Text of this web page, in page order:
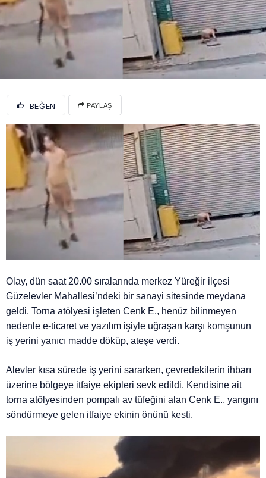
BEĞEN PAYLAŞ
Olay, dün saat 20.00 sıralarında merkez Yüreğir ilçesi
Güzelevler Mahallesi’ndeki bir sanayi sitesinde meydana
geldi. Torna atölyesi işleten Cenk E., henüz bilinmeyen
nedenle e-ticaret ve yazılım işiyle uğraşan karşı komşunun
iş yerini yanıcı madde döküp, ateşe verdi.
Alevler kısa sürede iş yerini sararken, çevredekilerin ihbarı
üzerine bölgeye itfaiye ekipleri sevk edildi. Kendisine ait
torna atölyesinden pompalı av tüfeğini alan Cenk E., yangını
söndürmeye gelen itfaiye ekinin önünü kesti.